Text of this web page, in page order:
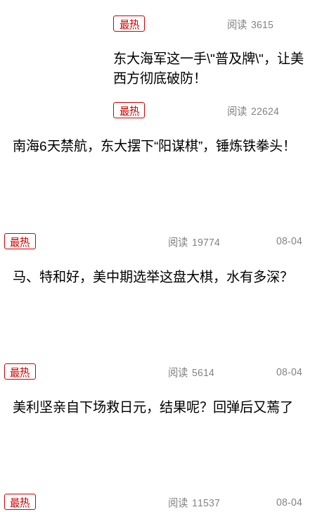
最热 阅读 3615
东大海军这一手\"普及牌\"，让美
西方彻底破防！
最热 阅读 22624
南海6天禁航，东大摆下“阳谋棋”，锤炼铁拳头！
最热 阅读 19774 08-04
马、特和好，美中期选举这盘大棋，水有多深？
最热 阅读 5614 08-04
美利坚亲自下场救日元，结果呢？回弹后又蔫了
最热 阅读 11537 08-04